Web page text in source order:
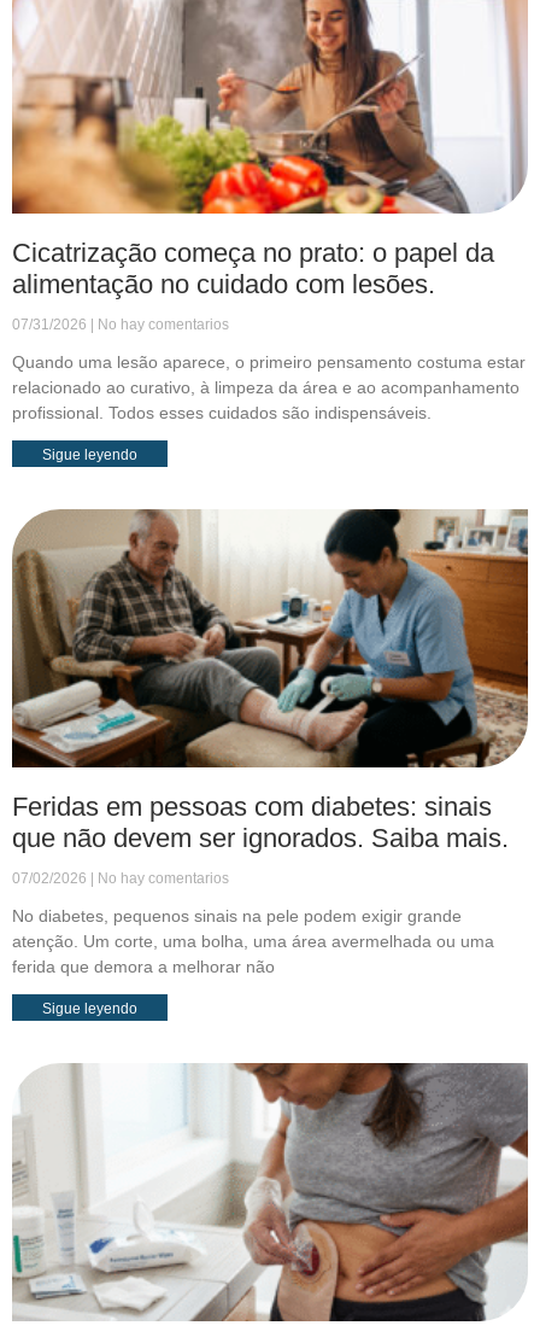
Cicatrização começa no prato: o papel da
alimentação no cuidado com lesões.
07/31/2026 No hay comentarios
Quando uma lesão aparece, o primeiro pensamento costuma estar
relacionado ao curativo, à limpeza da área e ao acompanhamento
profissional. Todos esses cuidados são indispensáveis.
Sigue leyendo
Feridas em pessoas com diabetes: sinais
que não devem ser ignorados. Saiba mais.
07/02/2026 No hay comentarios
No diabetes, pequenos sinais na pele podem exigir grande
atenção. Um corte, uma bolha, uma área avermelhada ou uma
ferida que demora a melhorar não
Sigue leyendo